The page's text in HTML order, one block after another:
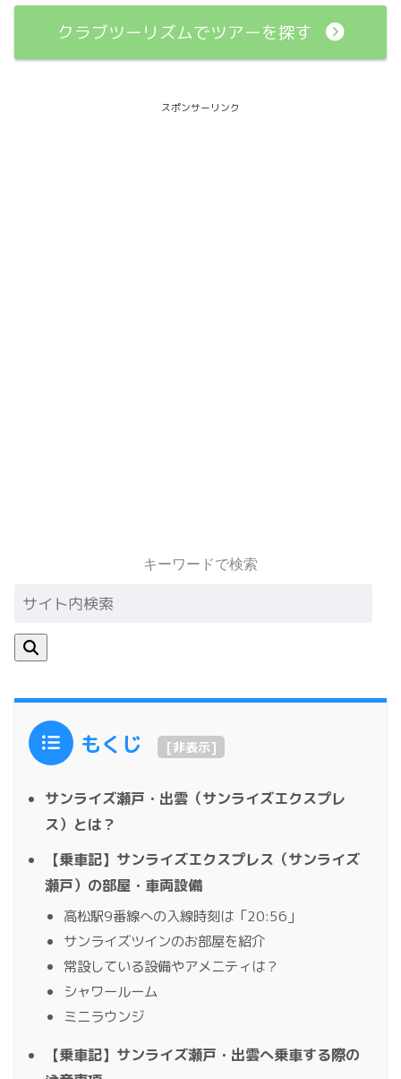
クラブツーリズムでツアーを探す
スポンサーリンク
キーワードで検索
もくじ [非表示]
サンライズ瀬戸・出雲（サンライズエクスプレ
ス）とは？
【乗車記】サンライズエクスプレス（サンライズ
瀬戸）の部屋・車両設備
高松駅9番線への入線時刻は「20:56」
サンライズツインのお部屋を紹介
常設している設備やアメニティは？
シャワールーム
ミニラウンジ
【乗車記】サンライズ瀬戸・出雲へ乗車する際の